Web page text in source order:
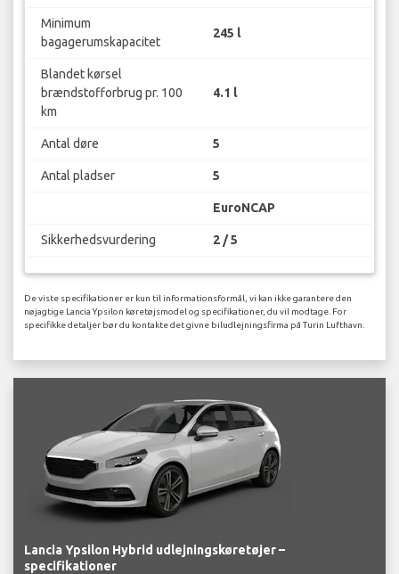
Minimum
bagagerumskapacitet
245 l
Blandet kørsel
brændstofforbrug pr. 100
km
4.1 l
Antal døre 5
Antal pladser 5
EuroNCAP
Sikkerhedsvurdering 2 / 5
De viste specifikationer er kun til informationsformål, vi kan ikke garantere den
nøjagtige Lancia Ypsilon køretøjsmodel og specifikationer, du vil modtage. For
specifikke detaljer bør du kontakte det givne biludlejningsfirma på Turin Lufthavn.
Lancia Ypsilon Hybrid udlejningskøretøjer –
specifikationer